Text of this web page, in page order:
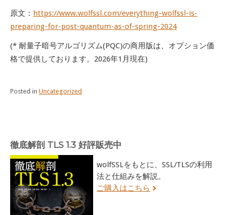
原文： https://www.wolfssl.com/everything-wolfssl-is-
preparing-for-post-quantum-as-of-spring-2024
(* 耐量子暗号アルゴリズム(PQC)の商用版は、オプション価
格で提供しております。2026年1月現在)
Posted in Uncategorized
徹底解剖 TLS 1.3 好評販売中
wolfSSLをもとに、SSL/TLSの利用
法と仕組みを解説。
ご購入はこちら